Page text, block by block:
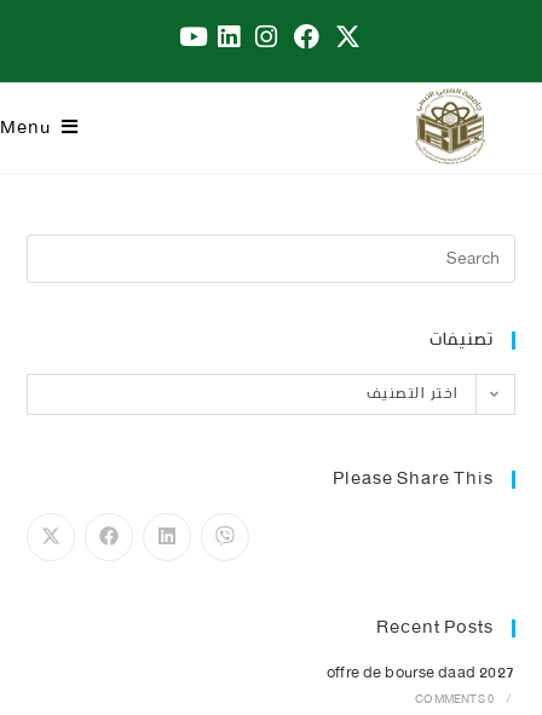
Menu
تصنيفات
اختر التصنيف
Please Share This
Recent Posts
offre de bourse daad 2027
/
0 COMMENTS